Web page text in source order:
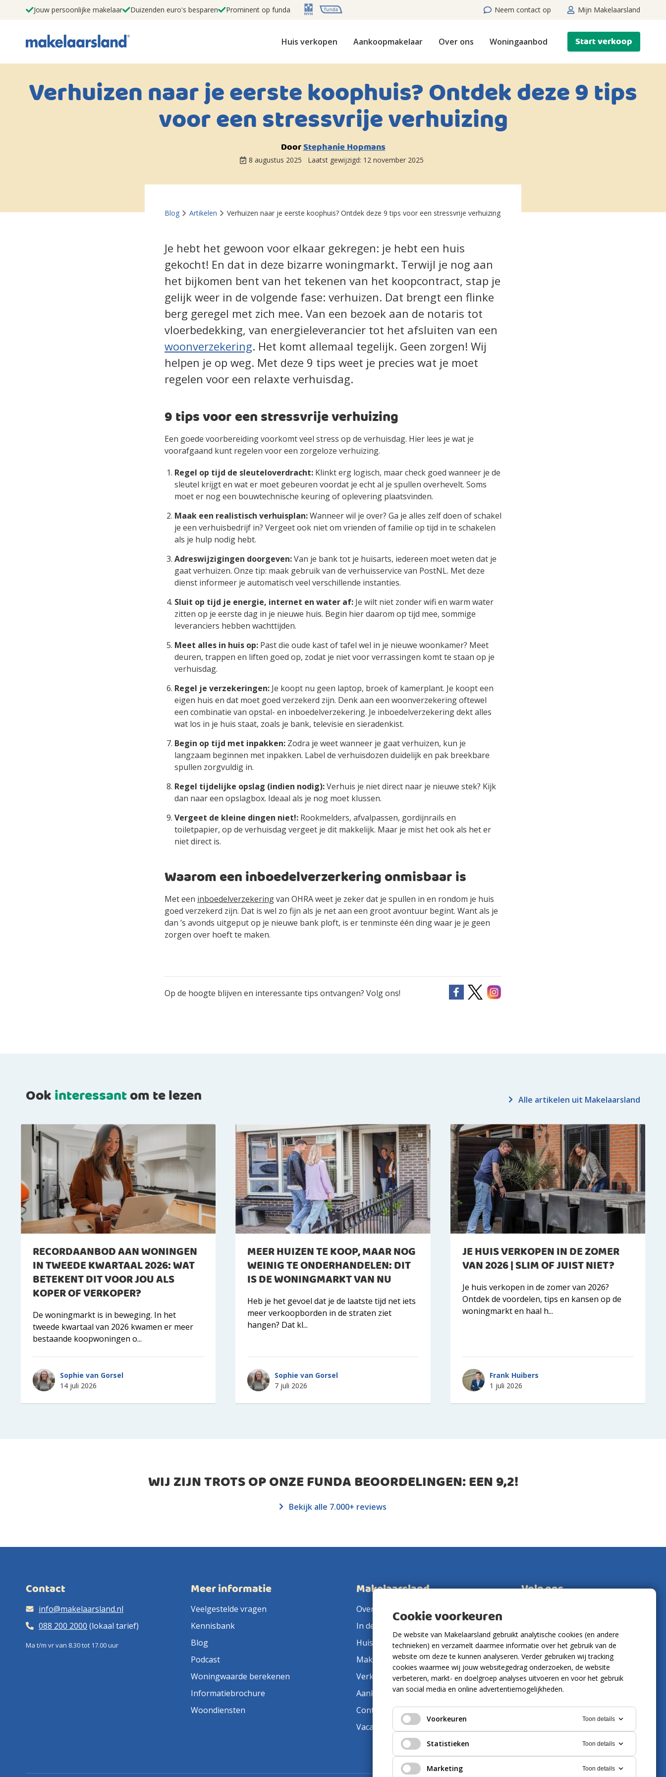
Jouw persoonlijke makelaar Duizenden euro's besparen Prominent op funda Neem contact op Mijn Makelaarsland
Huis verkopen Aankoopmakelaar Over ons Woningaanbod Start verkoop
Verhuizen naar je eerste koophuis? Ontdek deze 9 tips
voor een stressvrije verhuizing
DoorStephanie Hopmans
8 augustus 2025 Laatst gewijzigd: 12 november 2025
Blog Artikelen Verhuizen naar je eerste koophuis? Ontdek deze 9 tips voor een stressvrije verhuizing
Je hebt het gewoon voor elkaar gekregen: je hebt een huis
gekocht! En dat in deze bizarre woningmarkt. Terwijl je nog aan
het bijkomen bent van het tekenen van het koopcontract, stap je
gelijk weer in de volgende fase: verhuizen. Dat brengt een flinke
berg geregel met zich mee. Van een bezoek aan de notaris tot
vloerbedekking, van energieleverancier tot het afsluiten van een
woonverzekering. Het komt allemaal tegelijk. Geen zorgen! Wij
helpen je op weg. Met deze 9 tips weet je precies wat je moet
regelen voor een relaxte verhuisdag.
9 tips voor een stressvrije verhuizing
Een goede voorbereiding voorkomt veel stress op de verhuisdag. Hier lees je wat je
voorafgaand kunt regelen voor een zorgeloze verhuizing.
Regel op tijd de sleuteloverdracht: Klinkt erg logisch, maar check goed wanneer je de
sleutel krijgt en wat er moet gebeuren voordat je echt al je spullen overhevelt. Soms
moet er nog een bouwtechnische keuring of oplevering plaatsvinden.
Maak een realistisch verhuisplan:Wanneer wil je over? Ga je alles zelf doen of schakel
je een verhuisbedrijf in? Vergeet ook niet om vrienden of familie op tijd in te schakelen
als je hulp nodig hebt.
Adreswijzigingen doorgeven:Van je bank tot je huisarts, iedereen moet weten dat je
gaat verhuizen. Onze tip: maak gebruik van de verhuisservice van PostNL. Met deze
dienst informeer je automatisch veel verschillende instanties.
Sluit op tijd je energie, internet en water af: Je wilt niet zonder wifi en warm water
zitten op je eerste dag in je nieuwe huis. Begin hier daarom op tijd mee, sommige
leveranciers hebben wachttijden.
Meet alles in huis op: Past die oude kast of tafel wel in je nieuwe woonkamer? Meet
deuren, trappen en liften goed op, zodat je niet voor verrassingen komt te staan op je
verhuisdag.
Regel je verzekeringen: Je koopt nu geen laptop, broek of kamerplant. Je koopt een
eigen huis en dat moet goed verzekerd zijn. Denk aan een woonverzekering oftewel
een combinatie van opstal- en inboedelverzekering. Je inboedelverzekering dekt alles
wat los in je huis staat, zoals je bank, televisie en sieradenkist.
Begin op tijd met inpakken: Zodra je weet wanneer je gaat verhuizen, kun je
langzaam beginnen met inpakken. Label de verhuisdozen duidelijk en pak breekbare
spullen zorgvuldig in.
Regel tijdelijke opslag (indien nodig):Verhuis je niet direct naar je nieuwe stek? Kijk
dan naar een opslagbox. Ideaal als je nog moet klussen.
Vergeet de kleine dingen niet!: Rookmelders, afvalpassen, gordijnrails en
toiletpapier, op de verhuisdag vergeet je dit makkelijk. Maar je mist het ook als het er
niet direct is.
Waarom een inboedelverzerkering onmisbaar is
Met een inboedelverzekeringvan OHRA weet je zeker dat je spullen in en rondom je huis
goed verzekerd zijn. Dat is wel zo fijn als je net aan een groot avontuur begint. Want als je
dan ’s avonds uitgeput op je nieuwe bank ploft, is er tenminste één ding waar je je geen
zorgen over hoeft te maken.
Op de hoogte blijven en interessante tips ontvangen? Volg ons!
Ookinteressantom te lezen Alle artikelen uit Makelaarsland
RECORDAANBOD AAN WONINGEN
IN TWEEDE KWARTAAL 2026: WAT
BETEKENT DIT VOOR JOU ALS
KOPER OF VERKOPER?
De woningmarkt is in beweging. In het
tweede kwartaal van 2026 kwamen er meer
bestaande koopwoningen o...
Sophie van Gorsel
14 juli 2026
MEER HUIZEN TE KOOP, MAAR NOG
WEINIG TE ONDERHANDELEN: DIT
IS DE WONINGMARKT VAN NU
Heb je het gevoel dat je de laatste tijd net iets
meer verkoopborden in de straten ziet
hangen? Dat kl...
Sophie van Gorsel
7 juli 2026
JE HUIS VERKOPEN IN DE ZOMER
VAN 2026 | SLIM OF JUIST NIET?
Je huis verkopen in de zomer van 2026?
Ontdek de voordelen, tips en kansen op de
woningmarkt en haal h...
Frank Huibers
1 juli 2026
WIJ ZIJN TROTS OP ONZE FUNDA BEOORDELINGEN: EEN9,2!
Bekijk alle 7.000+ reviews
Contact
info@makelaarsland.nl
088 200 2000 (lokaal tarief)
Ma t/m vr van 8.30 tot 17.00 uur
Meer informatie
Veelgestelde vragen
Kennisbank
Blog
Podcast
Woningwaarde berekenen
Informatiebrochure
Woondiensten
Makelaarsland
Over ons
In de pers
Huis verkopen
Makelaar in de buurt
Verkoopmakelaar
Aankoopmakelaar
Contact
Vacatures
Volg ons
Cookie voorkeuren
De website van Makelaarsland gebruikt analytische cookies (en andere
technieken) en verzamelt daarmee informatie over het gebruik van de
website om deze te kunnen analyseren. Verder gebruiken wij tracking
cookies waarmee wij jouw websitegedrag onderzoeken, de website
verbeteren, markt- en doelgroep analyses uitvoeren en voor het gebruik
van social media en online advertentiemogelijkheden.
Voorkeuren Toon details
Statistieken Toon details
Marketing Toon details